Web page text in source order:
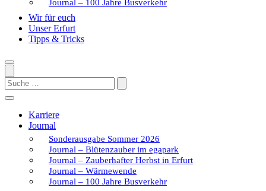
Journal – 100 Jahre Busverkehr
Wir für euch
Unser Erfurt
Tipps & Tricks
Search
Karriere
Journal
Sonderausgabe Sommer 2026
Journal – Blütenzauber im egapark
Journal – Zauberhafter Herbst in Erfurt
Journal – Wärmewende
Journal – 100 Jahre Busverkehr